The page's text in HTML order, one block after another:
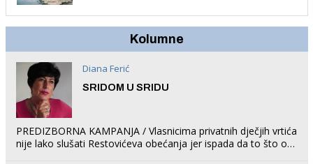
Kolumne
Diana Ferić
SRIDOM U SRIDU
PREDIZBORNA KAMPANJA / Vlasnicima privatnih dječjih vrtića
nije lako slušati Restovićeva obećanja jer ispada da to što oni